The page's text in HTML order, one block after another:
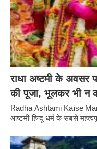
राधा अष्टमी के अवसर
की पूजा, भूलकर भी न
Radha Ashtami Kaise
आष्टमी हिन्दू धर्म के सबसे